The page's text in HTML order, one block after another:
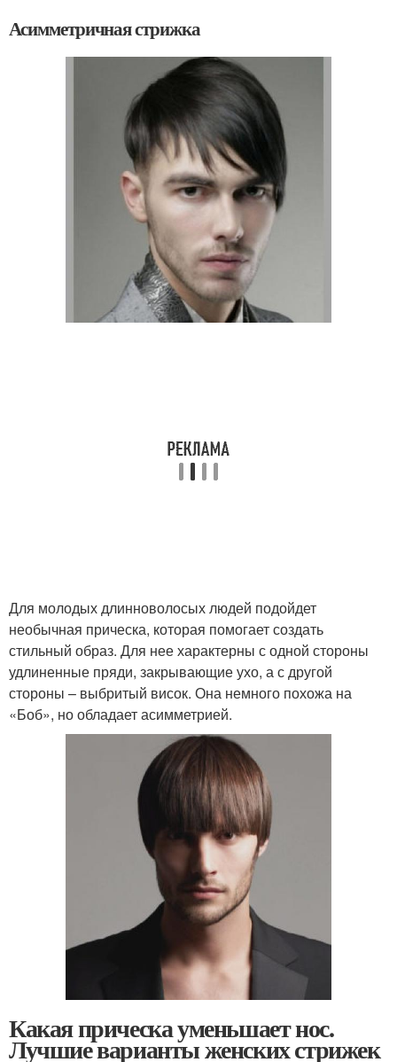
Асимметричная стрижка
Для молодых длинноволосых людей подойдет
необычная прическа, которая помогает создать
стильный образ. Для нее характерны с одной стороны
удлиненные пряди, закрывающие ухо, а с другой
стороны – выбритый висок. Она немного похожа на
«Боб», но обладает асимметрией.
Какая прическа уменьшает нос.
Лучшие варианты женских стрижек